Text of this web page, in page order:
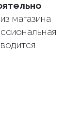
.
магазина